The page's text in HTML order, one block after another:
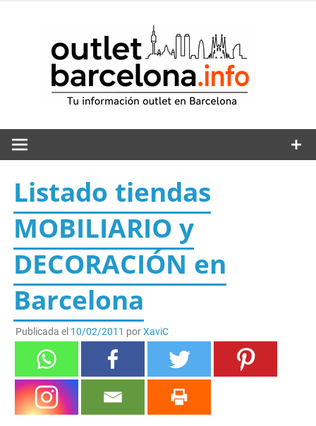
Listado tiendas
MOBILIARIO y
DECORACIÓN en
Barcelona
Publicada el 10/02/2011 porXaviC